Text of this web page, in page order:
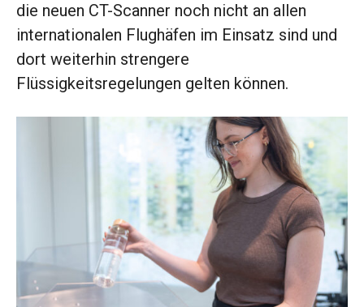
die neuen CT-Scanner noch nicht an allen
internationalen Flughäfen im Einsatz sind und
dort weiterhin strengere
Flüssigkeitsregelungen gelten können.